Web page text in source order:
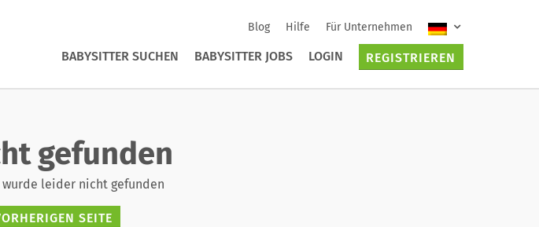
Blog Hilfe Für Unternehmen
BABYSITTER SUCHEN BABYSITTER JOBS LOGIN REGISTRIEREN
gefunden
wurde leider nicht gefunden
SEITE